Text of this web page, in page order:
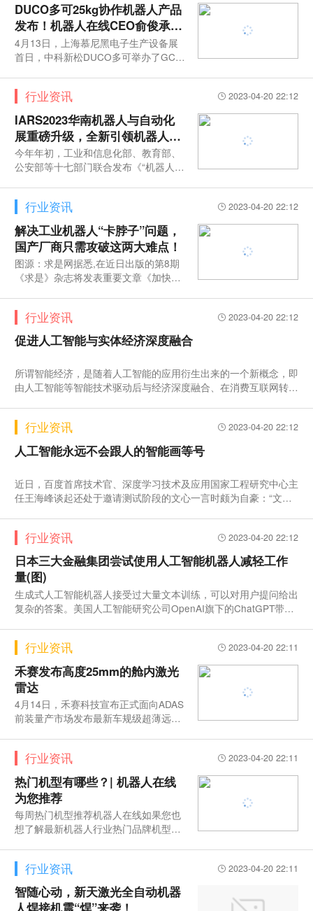
DUCO多可25kg协作机器人产品
发布！机器人在线CEO俞俊承：
协作机器人可代替工业机器人！
4月13日，上海慕尼黑电子生产设备展
首日，中科新松DUCO多可举办了GCR
2023-04-20 22:12
行业资讯
IARS2023华南机器人与自动化
展重磅升级，全新引领机器人
+电子制造行业突围新风向
今年年初，工业和信息化部、教育部、
公安部等十七部门联合发布《“机器人
2023-04-20 22:12
行业资讯
解决工业机器人“卡脖子”问题，
国产厂商只需攻破这两大难点！
图源：求是网据悉,在近日出版的第8期
《求是》杂志将发表重要文章《加快构
2023-04-20 22:12
行业资讯
促进人工智能与实体经济深度融合
所谓智能经济，是随着人工智能的应用衍生出来的一个新概念，即
由人工智能等智能技术驱动后与经济深度融合、在消费互联网转向
合的指导意见》指出，要构建数据驱动、人机协同、跨界融合、共
创分享的智能经济形态。这类经济形态在制造业、交通运输业、服
务业、商业等领域的场景化应用，创新了经济模式和业态，促进了
紧缺以及成本上升等问题的解决，可以有效提升
2023-04-20 22:12
行业资讯
人工智能永远不会跟人的智能画等号
近日，百度首席技术官、深度学习技术及应用国家工程研究中心主
任王海峰谈起还处于邀请测试阶段的文心一言时颇为自豪：“文心
理大模型、视觉大模型、跨模态大模型、生物计算大模型，行业大
模型以及配套的工具平台等，其中蕴含了大量我们自主创新的并已
在大规模产业应用中得到验证的技术。”<bR> 作为“文心”大
家族的一员，运用人工智能算法，文心一言已经学习吸收了超过万
亿知识，具备了强大的
2023-04-20 22:12
行业资讯
日本三大金融集团尝试使用人工智能机器人减轻工作
量(图)
生成式人工智能机器人接受过大量文本训练，可以对用户提问给出
复杂的答案。美国人工智能研究公司OpenAI旗下的ChatGPT带动
草申请批复文件和回复内部查询等工作，旨在通过节省员工在繁琐
文本工作上的时间和精力来提高工作效率。为防止数据泄露，员工
输入内容将被排除在人工智能的培训数据之外，并阻止从外部进行
访问。<bR> 一旦聊天机器人在集团内部得到广泛应用，
2023-04-20 22:11
行业资讯
禾赛发布高度25mm的舱内激光
雷达
4月14日，禾赛科技宣布正式面向ADAS
前装量产市场发布最新车规级超薄远距
2023-04-20 22:11
行业资讯
热门机型有哪些？| 机器人在线
为您推荐
每周热门机型推荐机器人在线如果您也
想了解最新机器人行业热门品牌机型，
2023-04-20 22:11
行业资讯
智随心动，新天激光全自动机器
人焊接机震“焊”来袭！